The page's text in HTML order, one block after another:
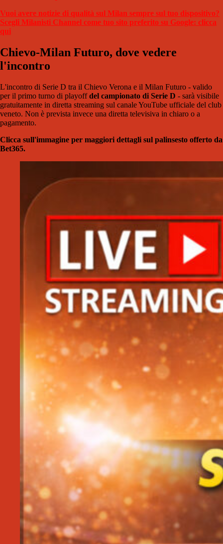
Vuoi avere notizie di qualità sul Milan sempre sul tuo dispositivo?
Scegli Milanisti Channel come tuo sito preferito su Google: clicca
qui
Chievo-Milan Futuro, dove vedere
l'incontro
L'incontro di Serie D tra il Chievo Verona e il Milan Futuro - valido
per il primo turno di playoffdel campionato di Serie D - sarà visibile
gratuitamente in diretta streaming sul canale YouTube ufficiale del club
veneto. Non è prevista invece una diretta televisiva in chiaro o a
pagamento.
Clicca sull'immagine per maggiori dettagli sul palinsesto offerto da
Bet365.